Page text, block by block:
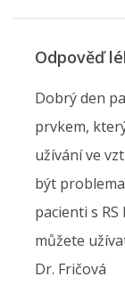
Odpověď
Dobrý den
prvkem,
užívání ve
být
pacienti s
můžete
Dr. Fričová